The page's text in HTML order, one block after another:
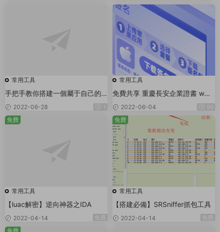
常用工具
手把手教你搭建一個屬于自己的
郵箱服務器
2022-06-28 1
常用工具
免費共享 重慶長安企業證書 ww
w.ffios.com
2022-06-04
常用工具
【luac解密】逆向神器之IDA
2022-04-14 免費
免費
常用工具
【搭建必備】SRSniffer抓包工具
2022-04-14 免費
免費